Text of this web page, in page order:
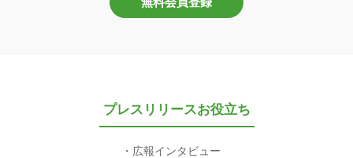
プレスリリースお役立ち
広報インタビュー